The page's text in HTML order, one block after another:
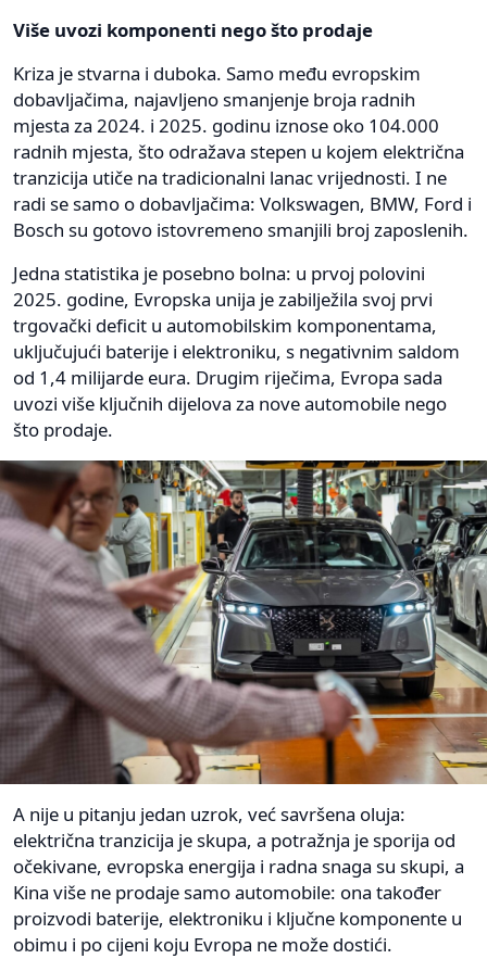
Više uvozi komponenti nego što prodaje
Kriza je stvarna i duboka. Samo među evropskim
dobavljačima, najavljeno smanjenje broja radnih
mjesta za 2024. i 2025. godinu iznose oko 104.000
radnih mjesta, što odražava stepen u kojem električna
tranzicija utiče na tradicionalni lanac vrijednosti. I ne
radi se samo o dobavljačima: Volkswagen, BMW, Ford i
Bosch su gotovo istovremeno smanjili broj zaposlenih.
Jedna statistika je posebno bolna: u prvoj polovini
2025. godine, Evropska unija je zabilježila svoj prvi
trgovački deficit u automobilskim komponentama,
uključujući baterije i elektroniku, s negativnim saldom
od 1,4 milijarde eura. Drugim riječima, Evropa sada
uvozi više ključnih dijelova za nove automobile nego
što prodaje.
A nije u pitanju jedan uzrok, već savršena oluja:
električna tranzicija je skupa, a potražnja je sporija od
očekivane, evropska energija i radna snaga su skupi, a
Kina više ne prodaje samo automobile: ona također
proizvodi baterije, elektroniku i ključne komponente u
obimu i po cijeni koju Evropa ne može dostići.